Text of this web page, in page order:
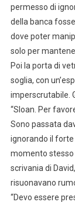
permesso di
della banca
dove poter
solo per
Poi la porta di
soglia, con
imperscrutabile.
“Sloan. Per
Sono passata
ignorando il forte
momento stesso
scrivania di
risuonavano
“Devo essere